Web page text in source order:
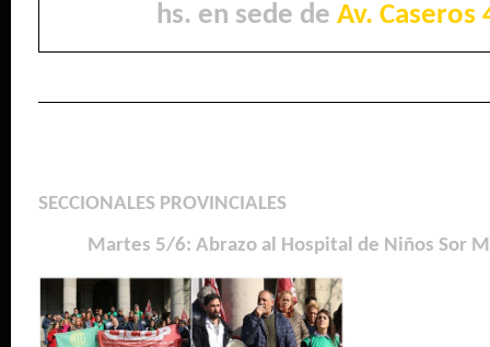
hs. en sede de Av. Caseros
SECCIONALES PROVINCIALES
Martes 5/6: Abrazo al Hospital de Niños Sor